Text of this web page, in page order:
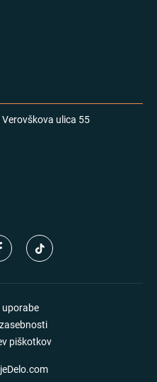
ulica 55
uporabe
piškotkov